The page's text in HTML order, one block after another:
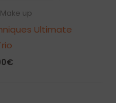
up
Ultimate
€